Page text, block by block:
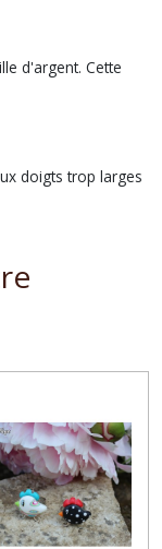
d'argent. Cette
doigts trop larges